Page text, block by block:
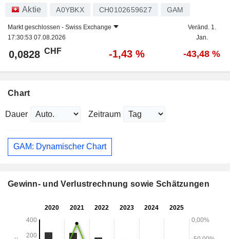
Aktie A0YBKX CH0102659627 GAM
Markt geschlossen - Swiss Exchange
17:30:53 07.08.2026
Veränd. 1.
Jan.
0,0828 CHF -1,43 % -43,48 %
Chart
Dauer Zeitraum
GAM: Dynamischer Chart
Gewinn- und Verlustrechnung sowie Schätzungen